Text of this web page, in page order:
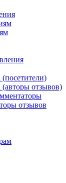
отзывов)
отзывов